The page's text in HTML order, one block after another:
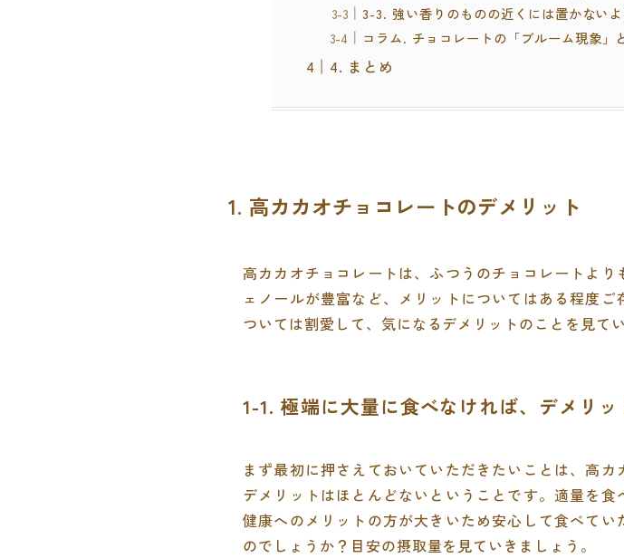
3-3. 強い香りのものの近くには置かない
コラム. チョコレートの「ブルーム現象」
4. まとめ
1. 高カカオチョコレートのデメリット
高カカオチョコレートは、ふつうのチョコレートよ
ェノールが豊富など、メリットについてはある程度
ついては割愛して、気になるデメリットのことを見て
1-1. 極端に大量に食べなければ、デメリ
まず最初に押さえておいていただきたいことは、高
デメリットはほとんどないということです。適量を
健康へのメリットの方が大きいため安心して食べて
のでしょうか？目安の摂取量を見ていきましょう。